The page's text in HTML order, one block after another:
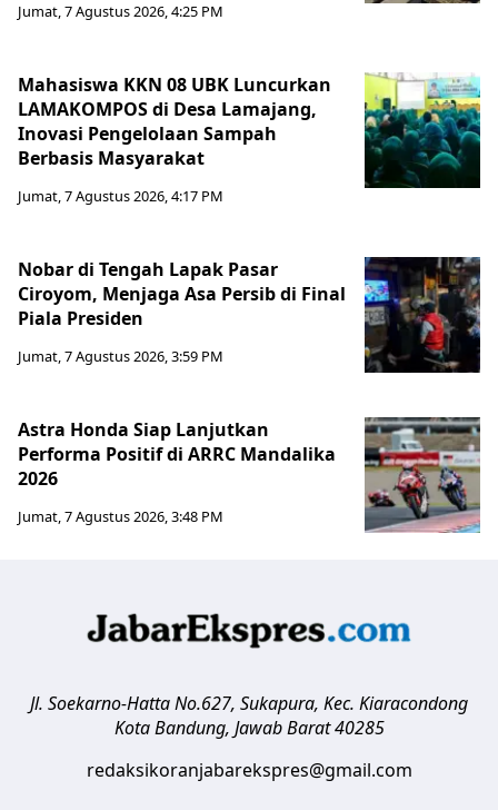
Jumat, 7 Agustus 2026, 4:25 PM
Mahasiswa KKN 08 UBK Luncurkan
LAMAKOMPOS di Desa Lamajang,
Inovasi Pengelolaan Sampah
Berbasis Masyarakat
Jumat, 7 Agustus 2026, 4:17 PM
Nobar di Tengah Lapak Pasar
Ciroyom, Menjaga Asa Persib di Final
Piala Presiden
Jumat, 7 Agustus 2026, 3:59 PM
Astra Honda Siap Lanjutkan
Performa Positif di ARRC Mandalika
2026
Jumat, 7 Agustus 2026, 3:48 PM
Jl. Soekarno-Hatta No.627, Sukapura, Kec. Kiaracondong
Kota Bandung, Jawab Barat 40285
redaksikoranjabarekspres@gmail.com